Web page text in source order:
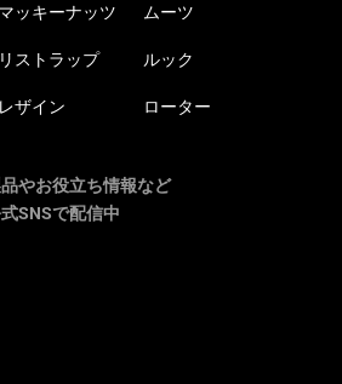
マッキーナッツ ムーツ
リストラップ ルック
レザイン ローター
やお役立ち情報など
SNSで配信中